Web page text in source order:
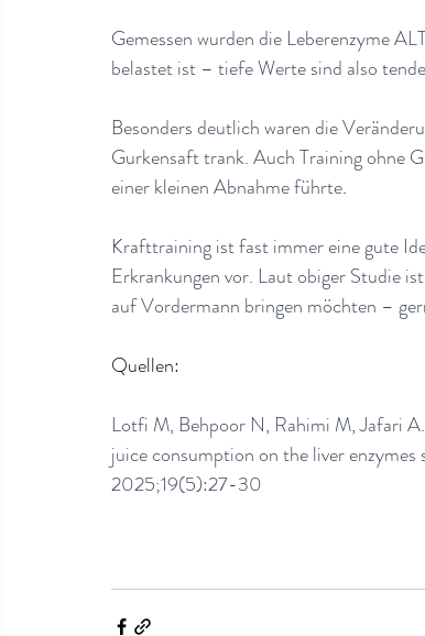
Gemessen wurden die Leberenzyme
belastet ist – tiefe Werte sind also
Besonders deutlich waren die
Gurkensaft trank. Auch Training ohne
einer kleinen Abnahme führte.
Krafttraining ist fast immer eine gute
Erkrankungen vor. Laut obiger Studie
auf Vordermann bringen möchten –
Quellen:
Lotfi M, Behpoor N, Rahimi M, Jafari
juice consumption on the liver
2025;19(5):27-30